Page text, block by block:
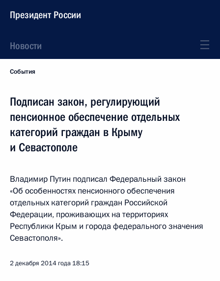
Президент России
Новости
События
Подписан закон, регулирующий
пенсионное обеспечение отдельных
категорий граждан в Крыму
и Севастополе
Владимир Путин подписал Федеральный закон
«Об особенностях пенсионного обеспечения
отдельных категорий граждан Российской
Федерации, проживающих на территориях
Республики Крым и города федерального значения
Севастополя».
2 декабря 2014 года 18:15